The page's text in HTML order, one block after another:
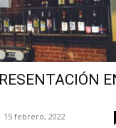
15 febrero, 2022